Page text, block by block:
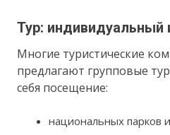
Тур: индивидуальный
Многие туристические
предлагают групповые
себя посещение:
национальных парков